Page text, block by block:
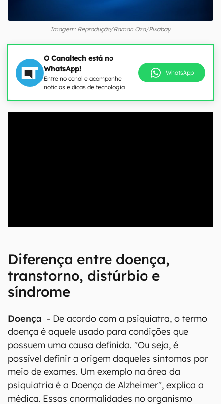
Imagem: Reprodução/Raman Oza/Pixabay
O Canaltech está no
WhatsApp!
Entre no canal e acompanhe
notícias e dicas de tecnologia
WhatsApp
Diferença entre doença,
transtorno, distúrbio e
síndrome
Doença - De acordo com a psiquiatra, o termo
doença é aquele usado para condições que
possuem uma causa definida. "Ou seja, é
possível definir a origem daqueles sintomas por
meio de exames. Um exemplo na área da
psiquiatria é a Doença de Alzheimer", explica a
médica. Essas anormalidades no organismo